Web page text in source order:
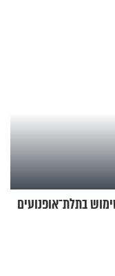
בתלת־אופנועים